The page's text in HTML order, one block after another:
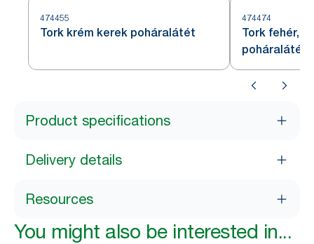
474455
Tork krém kerek poháralátét
474474
Tork fehér,
poháralátét
Product specifications
Delivery details
Resources
You might also be interested in...